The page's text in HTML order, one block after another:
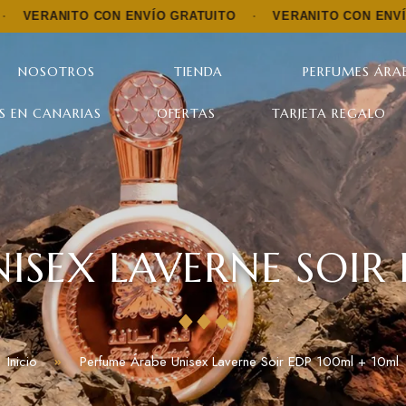
CON ENVÍO GRATUITO · VERANITO CON ENVÍO
NOSOTROS TIENDA PERFUMES
EN CANARIAS OFERTAS TARJETA REGALO
LAVERNE
Inicio Perfume Árabe Unisex Laverne Soir EDP 100ml + 10ml